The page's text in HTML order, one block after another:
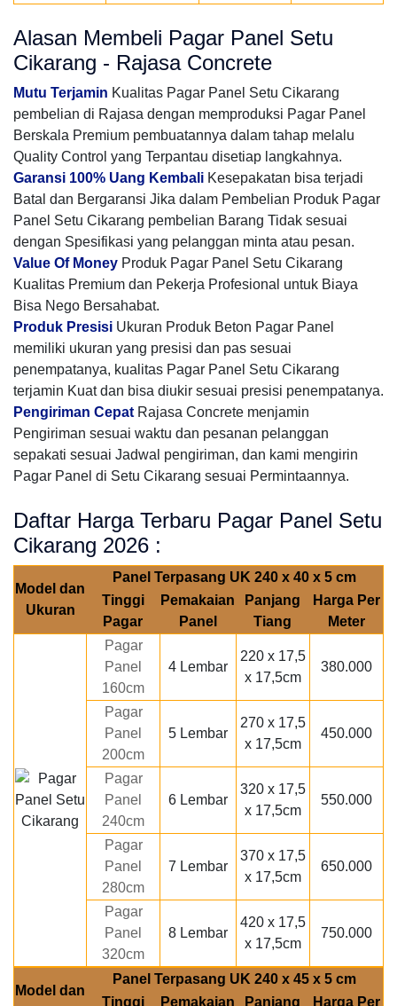
Alasan Membeli Pagar Panel Setu
Cikarang - Rajasa Concrete
Mutu Terjamin Kualitas Pagar Panel Setu Cikarang
pembelian di Rajasa dengan memproduksi Pagar Panel
Berskala Premium pembuatannya dalam tahap melalu
Quality Control yang Terpantau disetiap langkahnya.
Garansi 100% Uang Kembali Kesepakatan bisa terjadi
Batal dan Bergaransi Jika dalam Pembelian Produk Pagar
Panel Setu Cikarang pembelian Barang Tidak sesuai
dengan Spesifikasi yang pelanggan minta atau pesan.
Value Of Money Produk Pagar Panel Setu Cikarang
Kualitas Premium dan Pekerja Profesional untuk Biaya
Bisa Nego Bersahabat.
Produk Presisi Ukuran Produk Beton Pagar Panel
memiliki ukuran yang presisi dan pas sesuai
penempatanya, kualitas Pagar Panel Setu Cikarang
terjamin Kuat dan bisa diukir sesuai presisi penempatanya.
Pengiriman Cepat Rajasa Concrete menjamin
Pengiriman sesuai waktu dan pesanan pelanggan
sepakati sesuai Jadwal pengiriman, dan kami mengirin
Pagar Panel di Setu Cikarang sesuai Permintaannya.
Daftar Harga Terbaru Pagar Panel Setu
Cikarang 2026 :
Model dan
Ukuran
Panel Terpasang UK 240 x 40 x 5 cm
Tinggi
Pagar
Pemakaian
Panel
Panjang
Tiang
Harga Per
Meter
Pagar
Panel
160cm
4 Lembar
220 x 17,5
x 17,5cm
380.000
Pagar
Panel
200cm
5 Lembar
270 x 17,5
x 17,5cm
450.000
Pagar
Panel
240cm
6 Lembar
320 x 17,5
x 17,5cm
550.000
Pagar
Panel
280cm
7 Lembar
370 x 17,5
x 17,5cm
650.000
Pagar
Panel
320cm
8 Lembar
420 x 17,5
x 17,5cm
750.000
Model dan
Panel Terpasang UK 240 x 45 x 5 cm
Tinggi
Pemakaian Panjang Harga Per